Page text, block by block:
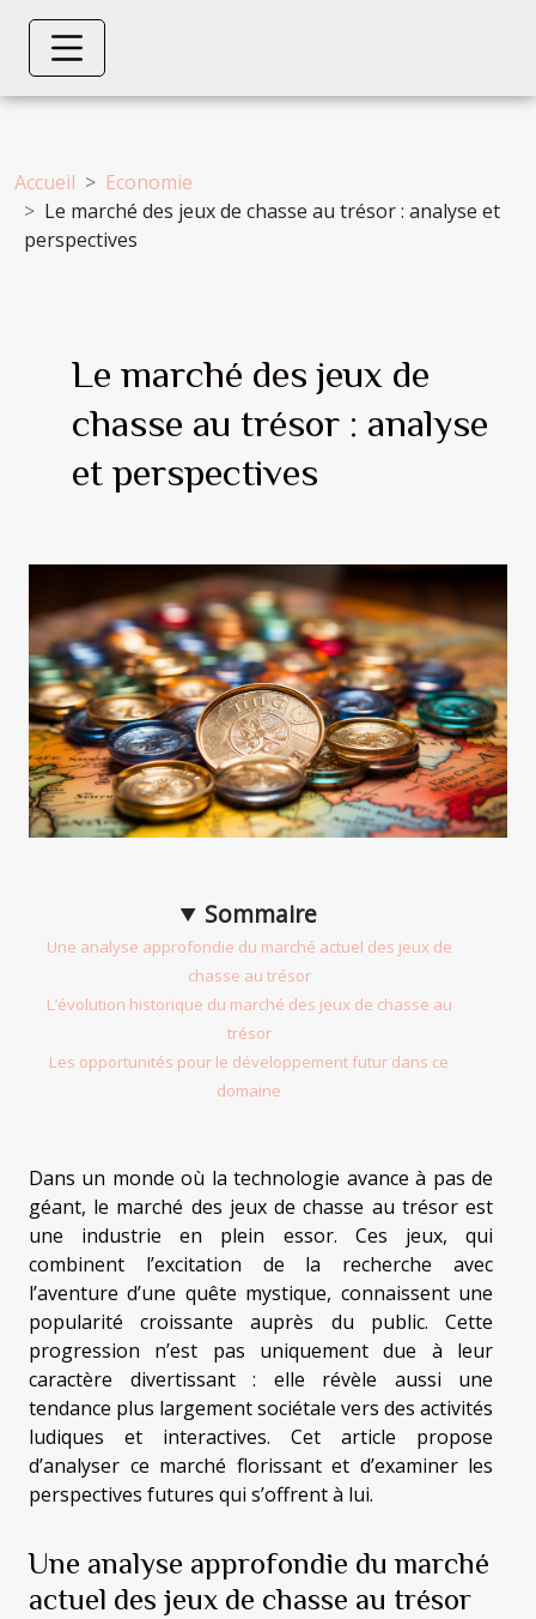
Accueil
Economie
Le marché des jeux de chasse au trésor : analyse et
perspectives
Le marché des jeux de
chasse au trésor : analyse
et perspectives
Sommaire
Une analyse approfondie du marché actuel des jeux de
chasse au trésor
L’évolution historique du marché des jeux de chasse au
trésor
Les opportunités pour le développement futur dans ce
domaine
Dans un monde où la technologie avance à pas de
géant, le marché des jeux de chasse au trésor est
une industrie en plein essor. Ces jeux, qui
combinent l’excitation de la recherche avec
l’aventure d’une quête mystique, connaissent une
popularité croissante auprès du public. Cette
progression n’est pas uniquement due à leur
caractère divertissant : elle révèle aussi une
tendance plus largement sociétale vers des activités
ludiques et interactives. Cet article propose
d’analyser ce marché florissant et d’examiner les
perspectives futures qui s’offrent à lui.
Une analyse approfondie du marché
actuel des jeux de chasse au trésor